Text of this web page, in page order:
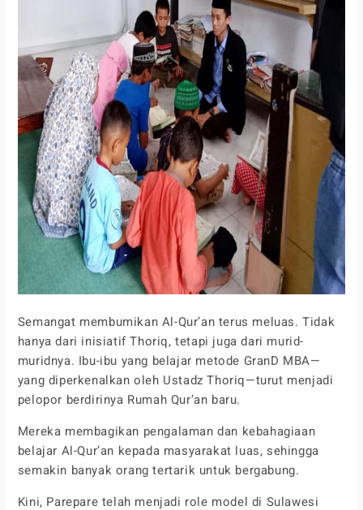
Semangat membumikan Al-Qur’an terus meluas. Tidak
hanya dari inisiatif Thoriq, tetapi juga dari murid-
muridnya. Ibu-ibu yang belajar metode GranD MBA—
yang diperkenalkan oleh Ustadz Thoriq—turut menjadi
pelopor berdirinya Rumah Qur’an baru.
Mereka membagikan pengalaman dan kebahagiaan
belajar Al-Qur’an kepada masyarakat luas, sehingga
semakin banyak orang tertarik untuk bergabung.
Kini, Parepare telah menjadi role model di Sulawesi